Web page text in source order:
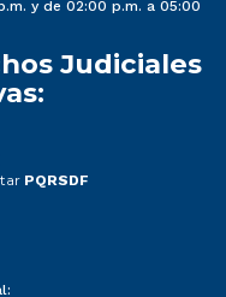
y de 02:00 p.m. a 05:00
Judiciales
PQRSDF